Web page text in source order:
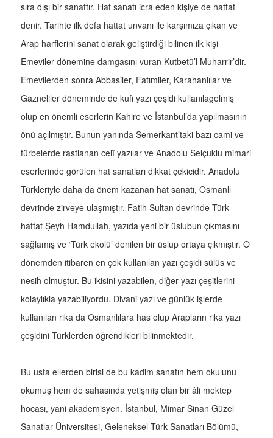
sıra dışı bir sanattır. Hat sanatı icra eden kişiye de hattat
denir. Tarihte ilk defa hattat unvanı ile karşımıza çıkan ve
Arap harflerini sanat olarak geliştirdiği bilinen ilk kişi
Emeviler dönemine damgasını vuran Kutbetü’l Muharrir’dir.
Emevilerden sonra Abbasiler, Fatımiler, Karahanlılar ve
Gazneliler döneminde de kufi yazı çeşidi kullanılagelmiş
olup en önemli eserlerin Kahire ve İstanbul’da yapılmasının
önü açılmıştır. Bunun yanında Semerkant’taki bazı cami ve
türbelerde rastlanan celî yazılar ve Anadolu Selçuklu mimari
eserlerinde görülen hat sanatları dikkat çekicidir. Anadolu
Türkleriyle daha da önem kazanan hat sanatı, Osmanlı
devrinde zirveye ulaşmıştır. Fatih Sultan devrinde Türk
hattat Şeyh Hamdullah, yazıda yeni bir üslubun çıkmasını
sağlamış ve ‘Türk ekolü’ denilen bir üslup ortaya çıkmıştır. O
dönemden itibaren en çok kullanılan yazı çeşidi sülüs ve
nesih olmuştur. Bu ikisini yazabilen, diğer yazı çeşitlerini
kolaylıkla yazabiliyordu. Divani yazı ve günlük işlerde
kullanılan rika da Osmanlılara has olup Arapların rika yazı
çeşidini Türklerden öğrendikleri bilinmektedir.
Bu usta ellerden birisi de bu kadim sanatın hem okulunu
okumuş hem de sahasında yetişmiş olan bir âli mektep
hocası, yani akademisyen. İstanbul, Mimar Sinan Güzel
Sanatlar Üniversitesi, Geleneksel Türk Sanatları Bölümü,